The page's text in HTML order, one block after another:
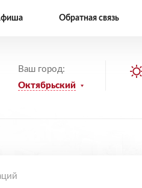
Обратная связь
Ваш город:
Октябрьский